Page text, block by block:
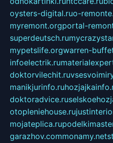
oysters-digital.ruo-
myremont.orgportal-
superdeutsch.ru
mypetslife.orgwarren-
infoelectrik.ru
doktorvilechit.ru
manikjurinfo.ru
doktoradvice.ru
otopleniehouse.ru
mojateplica.ru
garazhov.commonamy.net